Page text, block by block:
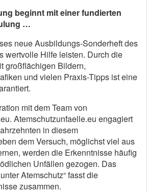
beginnt mit einer fundierten
…
neue Ausbildungs-Sonderheft des
wertvolle Hilfe leisten. Durch die
großflächigen Bildern,
und vielen Praxis-Tipps ist eine
mit dem Team von
Atemschutzunfaelle.eu engagiert
in diesem
dem Versuch, möglichst viel aus
werden die Erkenntnisse häufig
Unfällen gezogen. Das
Atemschutz“ fasst die
zusammen.